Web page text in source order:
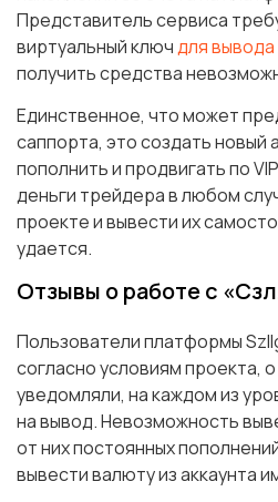
Представитель сервиса
виртуальный ключдля
получить средства
Единственное, что может
саппорта, это создать новый
пополнить и продвигать по
деньги трейдера в любом
проекте и вывести их
удается.
Отзывы о работе с
Пользователи платформы
согласно условиям проекта,
уведомляли, на каждом из
на вывод. Невозможность
от них постоянных
вывести валюту из аккаунта